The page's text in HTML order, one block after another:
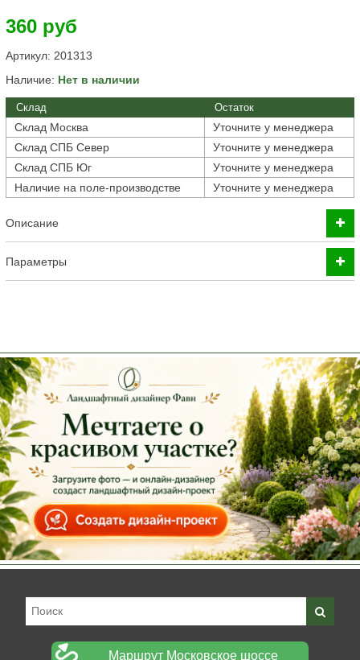
360 руб
Артикул: 201313
Наличие: Нет в наличии
Склад Остаток
Склад Москва
Уточните у менеджера
Склад СПБ Север
Уточните у менеджера
Склад СПБ Юг
Уточните у менеджера
Наличие на поле-производстве
Уточните у менеджера
Описание
Параметры
Маршрут Московское шоссе